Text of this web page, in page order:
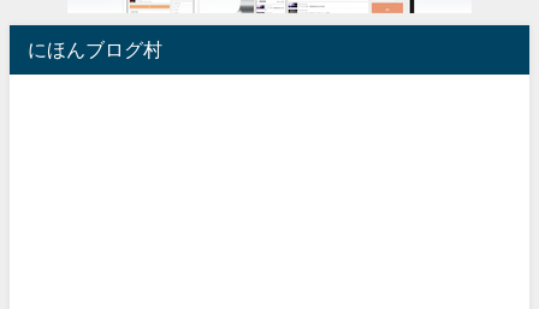
にほんブログ村